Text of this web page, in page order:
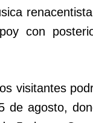
con
visitantes
de agosto,